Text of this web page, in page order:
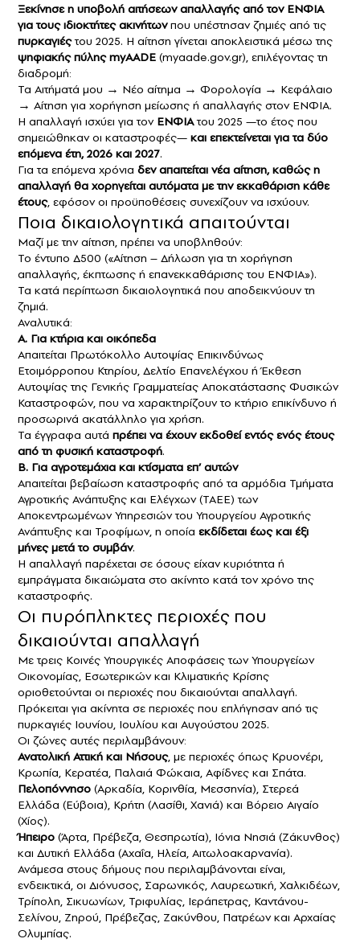
Ξεκίνησε η υποβολή αιτήσεων απαλλαγής από τον ΕΝΦΙΑ
για τους ιδιοκτήτες ακινήτωνπου υπέστησαν ζημιές από τις
πυρκαγιές του 2025. Η αίτηση γίνεται αποκλειστικά μέσω της
ψηφιακής πύλης myAADE (myaade.gov.gr), επιλέγοντας τη
διαδρομή:
Τα Αιτήματά μου → Νέο αίτημα → Φορολογία → Κεφάλαιο
→ Αίτηση για χορήγηση μείωσης ή απαλλαγής στον ΕΝΦΙΑ.
Η απαλλαγή ισχύει για τον ΕΝΦΙΑτου 2025 —το έτος που
σημειώθηκαν οι καταστροφές— και επεκτείνεται για τα δύο
επόμενα έτη, 2026 και 2027.
Για τα επόμενα χρόνια δεν απαιτείται νέα αίτηση, καθώς η
απαλλαγή θα χορηγείται αυτόματα με την εκκαθάριση κάθε
έτους, εφόσον οι προϋποθέσεις συνεχίζουν να ισχύουν.
Ποια δικαιολογητικά απαιτούνται
Μαζί με την αίτηση, πρέπει να υποβληθούν:
Το έντυπο Δ500 («Αίτηση – Δήλωση για τη χορήγηση
απαλλαγής, έκπτωσης ή επανεκκαθάρισης του ΕΝΦΙΑ»).
Τα κατά περίπτωση δικαιολογητικά που αποδεικνύουν τη
ζημιά.
Αναλυτικά:
Α. Για κτήρια και οικόπεδα
Απαιτείται Πρωτόκολλο Αυτοψίας Επικινδύνως
Ετοιμόρροπου Κτηρίου, Δελτίο Επανελέγχου ή Έκθεση
Αυτοψίας της Γενικής Γραμματείας Αποκατάστασης Φυσικών
Καταστροφών, που να χαρακτηρίζουν το κτήριο επικίνδυνο ή
προσωρινά ακατάλληλο για χρήση.
Τα έγγραφα αυτά πρέπει να έχουν εκδοθεί εντός ενός έτους
από τη φυσική καταστροφή.
Β. Για αγροτεμάχια και κτίσματα επ’ αυτών
Απαιτείται βεβαίωση καταστροφής από τα αρμόδια Τμήματα
Αγροτικής Ανάπτυξης και Ελέγχων (ΤΑΕΕ) των
Αποκεντρωμένων Υπηρεσιών του Υπουργείου Αγροτικής
Ανάπτυξης και Τροφίμων, η οποία εκδίδεται έως και έξι
μήνες μετά το συμβάν.
Η απαλλαγή παρέχεται σε όσους είχαν κυριότητα ή
εμπράγματα δικαιώματα στο ακίνητο κατά τον χρόνο της
καταστροφής.
Οι πυρόπληκτες περιοχές που
δικαιούνται απαλλαγή
Με τρεις Κοινές Υπουργικές Αποφάσεις των Υπουργείων
Οικονομίας, Εσωτερικών και Κλιματικής Κρίσης
οριοθετούνται οι περιοχές που δικαιούνται απαλλαγή.
Πρόκειται για ακίνητα σε περιοχές που επλήγησαν από τις
πυρκαγιές Ιουνίου, Ιουλίου και Αυγούστου 2025.
Οι ζώνες αυτές περιλαμβάνουν:
Ανατολική Αττική και Νήσους, με περιοχές όπως Κρυονέρι,
Κρωπία, Κερατέα, Παλαιά Φώκαια, Αφίδνες και Σπάτα.
Πελοπόννησο (Αρκαδία, Κορινθία, Μεσσηνία), Στερεά
Ελλάδα (Εύβοια), Κρήτη (Λασίθι, Χανιά) και Βόρειο Αιγαίο
(Χίος).
Ήπειρο (Άρτα, Πρέβεζα, Θεσπρωτία), Ιόνια Νησιά (Ζάκυνθος)
και Δυτική Ελλάδα (Αχαΐα, Ηλεία, Αιτωλοακαρνανία).
Ανάμεσα στους δήμους που περιλαμβάνονται είναι,
ενδεικτικά, οι Διόνυσος, Σαρωνικός, Λαυρεωτική, Χαλκιδέων,
Τρίπολη, Σικυωνίων, Τριφυλίας, Ιεράπετρας, Καντάνου-
Σελίνου, Ζηρού, Πρέβεζας, Ζακύνθου, Πατρέων και Αρχαίας
Ολυμπίας.